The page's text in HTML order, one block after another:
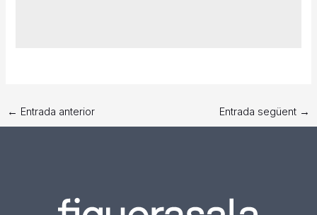
← Entrada anterior Entrada següent →